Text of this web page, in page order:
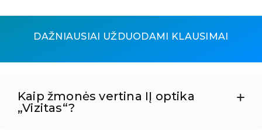
DAŽNIAUSIAI UŽDUODAMI KLAUSIMAI
Kaip žmonės vertina IĮ optika
„Vizitas“?